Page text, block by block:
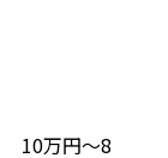
10万円～800万